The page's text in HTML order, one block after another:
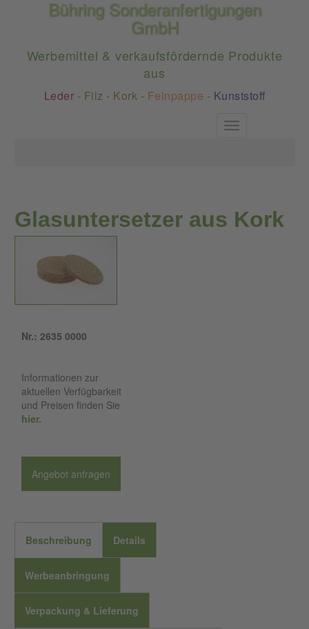
Bühring Sonderanfertigungen
GmbH
Werbemittel & verkaufsfördernde Produkte
aus
Leder - Filz - Kork - Feinpappe - Kunststoff
Toggle
Glasuntersetzer aus Kork
Nr.: 2635 0000
Informationen zur
aktuellen Verfügbarkeit
und Preisen finden Sie
hier.
Angebot anfragen
Beschreibung Details
Werbeanbringung
Verpackung & Lieferung